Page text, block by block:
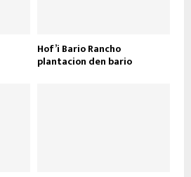
Hof’i Bario Rancho
plantacion den bario